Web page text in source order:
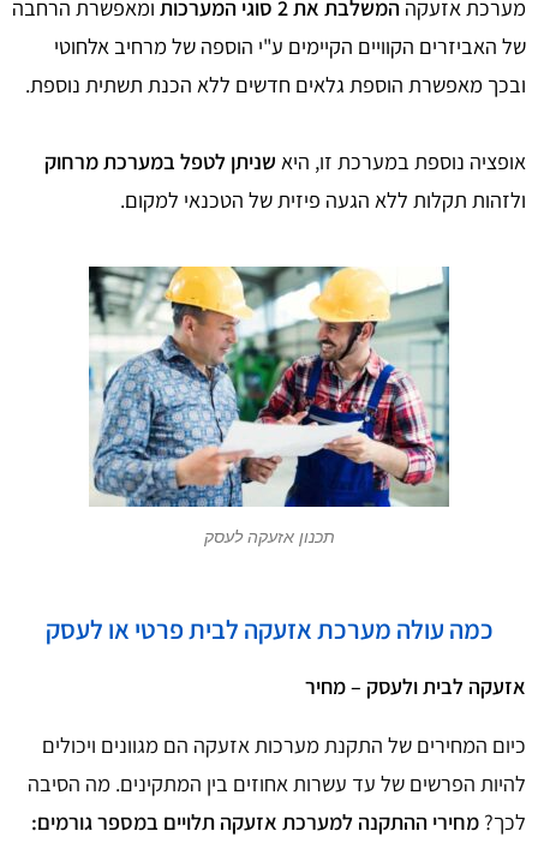
מערכת אזעקה המשלבת את 2 סוגי המערכות
ומאפשרת הרחבה
של האביזרים הקוויים הקיימים ע"י הוספה של מרחיב אלחוטי
ובכך מאפשרת הוספת גלאים חדשים ללא הכנת תשתית נוספת.
אופציה נוספת במערכת זו, היא שניתן לטפל במערכת מרחוק
ולזהות תקלות ללא הגעה פיזית של הטכנאי למקום.
תכנון אזעקה לעסק
כמה עולה מערכת אזעקה לבית פרטי או לעסק
אזעקה לבית ולעסק – מחיר
כיום המחירים של התקנת מערכות אזעקה הם מגוונים ויכולים
להיות הפרשים של עד עשרות אחוזים בין המתקינים. מה הסיבה
לכך? מחירי ההתקנה למערכת אזעקה תלויים במספר גורמים: